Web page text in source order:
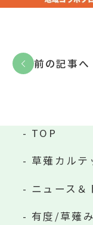
前の記事へ
TOP
草薙カルテ
ニュース＆
有度/草薙